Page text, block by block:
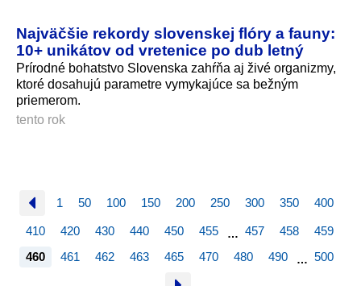
Najväčšie rekordy slovenskej flóry a fauny:
10+ unikátov od vretenice po dub letný
Prírodné bohatstvo Slovenska zahŕňa aj živé organizmy,
ktoré dosahujú parametre vymykajúce sa bežným
priemerom.
tento rok
1 50 100 150 200 250 300 350 400
410 420 430 440 450 455 … 457 458
459
460
461 462 463 465 470 480 490 … 500